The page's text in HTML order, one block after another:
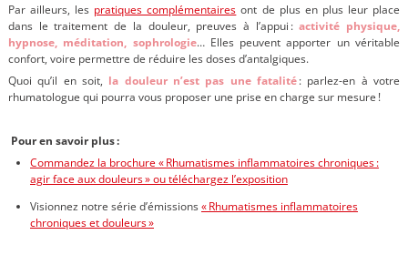
Par ailleurs, les pratiques complémentaires ont de plus en plus leur place
dans le traitement de la douleur, preuves à l’appui :activité physique,
hypnose, méditation, sophrologie… Elles peuvent apporter un véritable
confort, voire permettre de réduire les doses d’antalgiques.
Quoi qu’il en soit, la douleur n’est pas une fatalité: parlez-en à votre
rhumatologue qui pourra vous proposer une prise en charge sur mesure !
Pour en savoir plus :
Commandez la brochure « Rhumatismes inflammatoires chroniques :
agir face aux douleurs » ou téléchargez l’exposition
Visionnez notre série d’émissions« Rhumatismes inflammatoires
chroniques et douleurs »